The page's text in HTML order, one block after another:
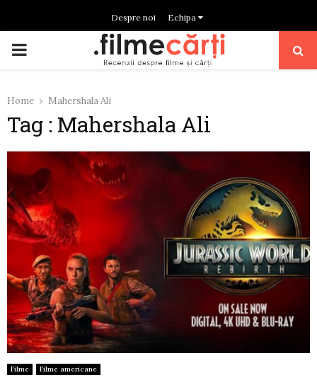
Despre noi Echipa
PRIMARY
Home Mahershala Ali
Tag : Mahershala Ali
Filme Filme americane